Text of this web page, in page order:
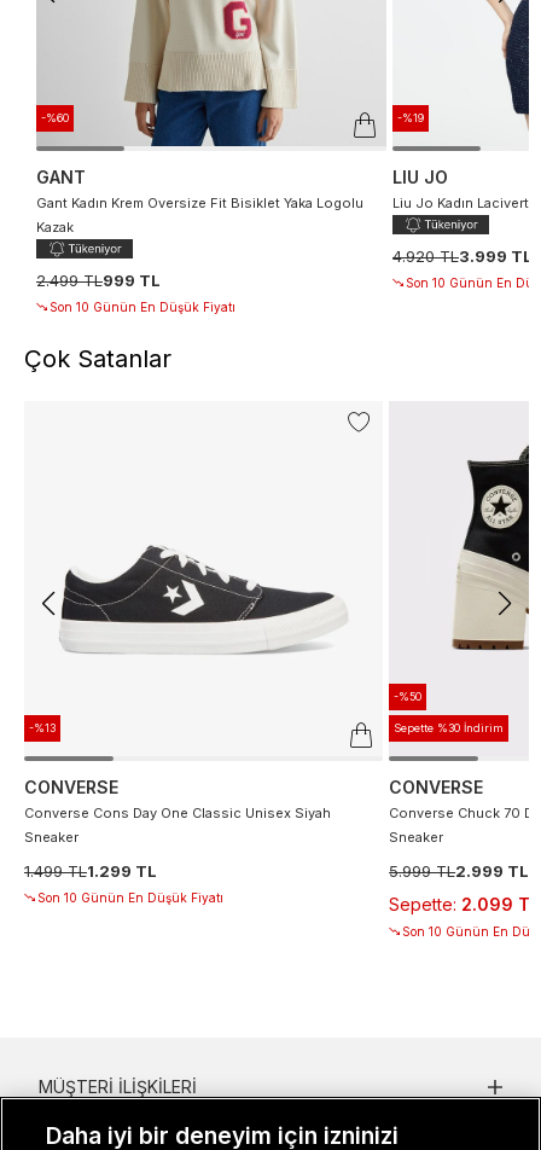
-%60
GANT
Gant Kadın Krem Oversize Fit Bisiklet Yaka Logolu
Kazak
2.499 TL999 TL
Son 10 Günün En Düşük Fiyatı
-%19
LIU JO
Liu Jo Kadın Lacivert
4.920 TL3.999 TL
Son 10 Günün En
Çok Satanlar
-%13
CONVERSE
Converse Cons Day One Classic Unisex Siyah
Sneaker
1.499 TL1.299 TL
Son 10 Günün En Düşük Fiyatı
-%50
Sepette %30 İndirim
CONVERSE
Converse Chuck 70
Sneaker
5.999 TL2.999 TL
Sepette: 2.099 TL
Son 10 Günün En
MÜŞTERI İLIŞKILERI
KURUMSAL
Daha iyi bir deneyim için izninizi